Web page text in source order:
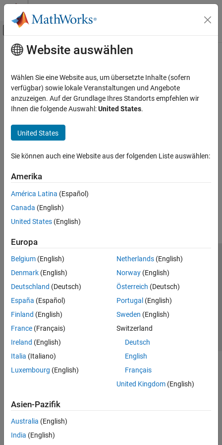
Weiter zum Inhalt
Umschaltung für Off-Canvas-
Startseite der Dokumentation
Hauptinhalt
How useful was this information?
Website auswählen
Wählen Sie eine Website aus, um übersetzte Inhalte (sofern
verfügbar) sowie lokale Veranstaltungen und Angebote
anzuzeigen. Auf der Grundlage Ihres Standorts empfehlen wir
Ihnen die folgende Auswahl:United States.
United States
Sie können auch eine Website aus der folgenden Liste auswählen:
Amerika
América Latina (Español)
Canada (English)
United States (English)
Europa
Belgium (English)
Denmark (English)
Deutschland (Deutsch)
España (Español)
Finland (English)
France (Français)
Ireland (English)
Italia (Italiano)
Luxembourg (English)
Netherlands(English)
Norway(English)
Österreich (Deutsch)
Portugal (English)
Sweden (English)
Switzerland
Deutsch
English
Français
United Kingdom(English)
Asien-Pazifik
Australia (English)
India (English)
Trust Center
Datenschutz-Richtlinien
Datendiebstahl verhindern
Status von Anwendungen
© 1994-2026 The MathWorks, Inc.
Website auswählen
Deutschland